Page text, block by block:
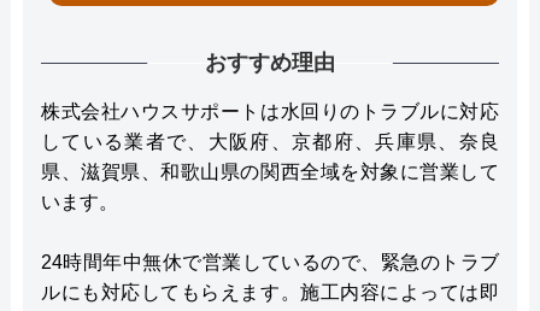
おすすめ理由
株式会社ハウスサポートは水回りのトラブルに対応
している業者で、大阪府、京都府、兵庫県、奈良
県、滋賀県、和歌山県の関西全域を対象に営業して
います。
24時間年中無休で営業しているので、緊急のトラブ
ルにも対応してもらえます。施工内容によっては即